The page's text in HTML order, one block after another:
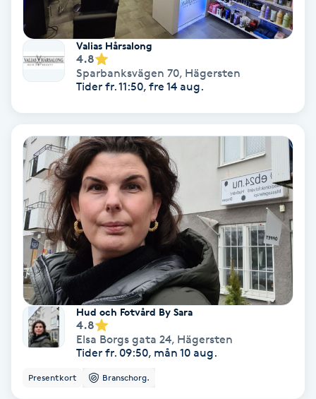
Osteopati
Paraffinbehandling
Pedikyr
Pensionärklippning
Permanent
Permanent hårborttagning
Permanent ögonbrynsmakeup
Personal shopper
Personlig tränare
Valias Hårsalong
4.8
Sparbanksvägen 70, Hägersten
Tider fr. 11:50, fre 14 aug.
Hud och Fotvård By Sara
4.8
Elsa Borgs gata 24, Hägersten
Tider fr. 09:50, mån 10 aug.
Presentkort Branschorg.